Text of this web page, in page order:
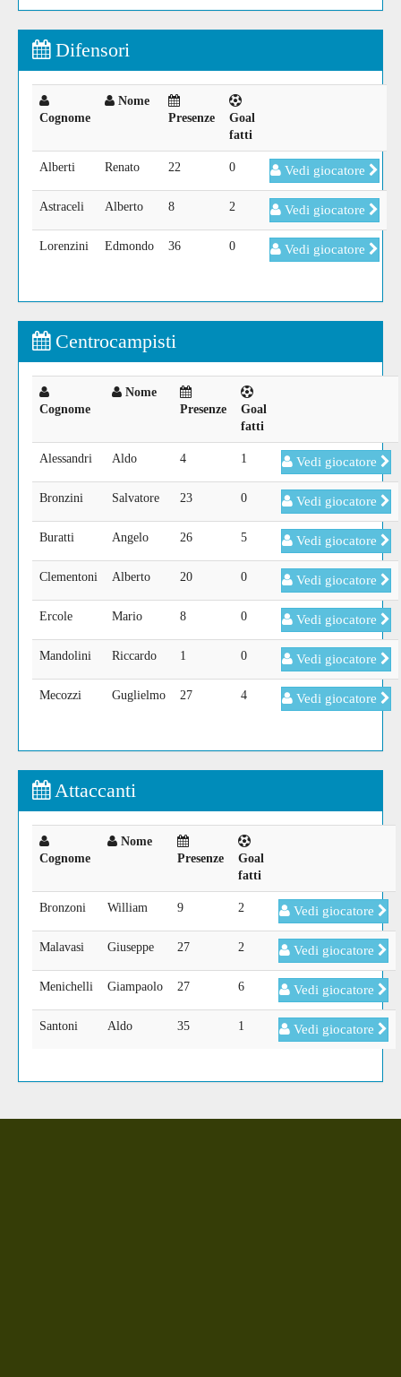
Difensori
Cognome
Nome
Presenze
Goal
fatti
Alberti Renato 22 0 Vedi giocatore
Astraceli Alberto 8 2 Vedi giocatore
Lorenzini Edmondo 36 0 Vedi giocatore
Centrocampisti
Cognome
Nome
Presenze
Goal
fatti
Alessandri Aldo 4 1 Vedi giocatore
Bronzini Salvatore 23 0 Vedi giocatore
Buratti Angelo 26 5 Vedi giocatore
Clementoni Alberto 20 0 Vedi giocatore
Ercole Mario 8 0 Vedi giocatore
Mandolini Riccardo 1 0 Vedi giocatore
Mecozzi Guglielmo 27 4 Vedi giocatore
Attaccanti
Cognome
Nome
Presenze
Goal
fatti
Bronzoni William 9 2 Vedi giocatore
Malavasi Giuseppe 27 2 Vedi giocatore
Menichelli Giampaolo 27 6 Vedi giocatore
Santoni Aldo 35 1 Vedi giocatore